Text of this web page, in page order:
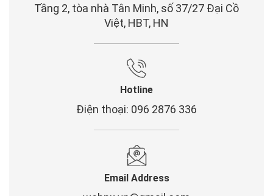
Tầng 2, tòa nhà Tân Minh, số 37/27 Đại Cồ
Việt, HBT, HN
Hotline
Điện thoại: 096 2876 336
Email Address